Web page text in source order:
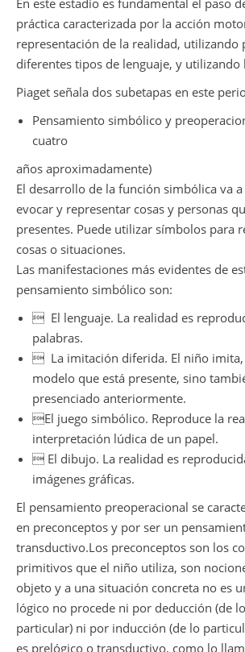
En este estadio es fundamental el paso
práctica caracterizada por la acción
representación de la realidad, utilizando
diferentes tipos de lenguaje, y utilizando
Piaget señala dos subetapas en este
Pensamiento simbólico y
cuatro
años aproximadamente)
El desarrollo de la función simbólica va
evocar y representar cosas y personas
presentes. Puede utilizar símbolos para
cosas o situaciones.
Las manifestaciones más evidentes de
pensamiento simbólico son:
 El lenguaje. La realidad es
palabras.
 La imitación diferida. El niño imita,
modelo que está presente, sino
presenciado anteriormente.
El juego simbólico. Reproduce la
interpretación lúdica de un papel.
 El dibujo. La realidad es
imágenes gráficas.
El pensamiento preoperacional se
en preconceptos y por ser un
transductivo.Los preconceptos son los
primitivos que el niño utiliza, son
objeto y a una situación concreta no es
lógico no procede ni por deducción (de
particular) ni por inducción (de lo
es prelógico o transductivo, como lo